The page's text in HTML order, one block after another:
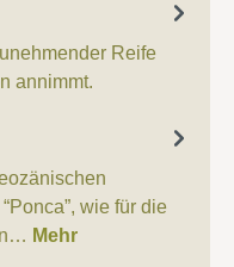
Reife
annimmt.
wie für die
Mehr